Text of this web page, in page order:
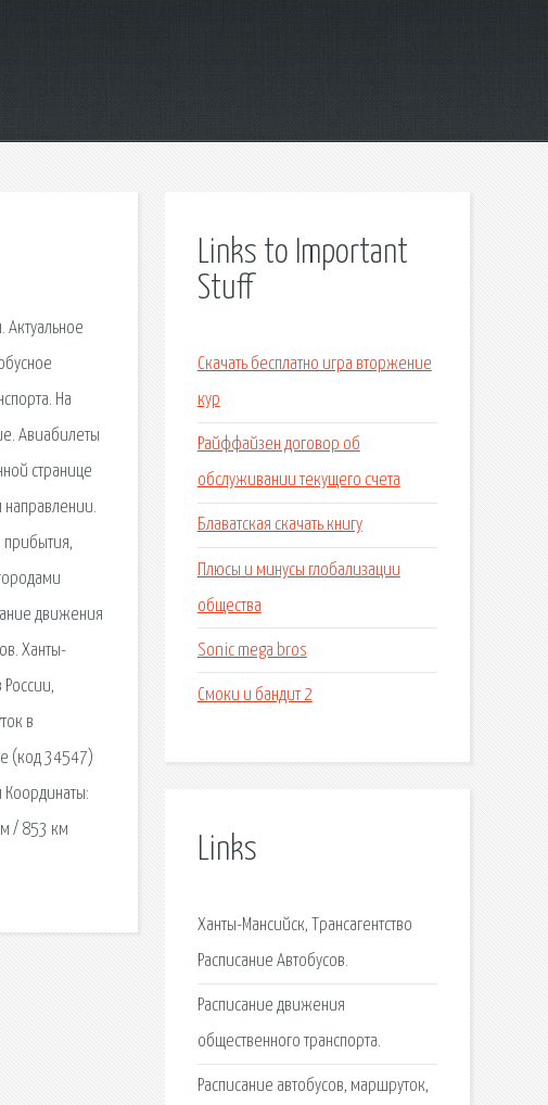
Актуальное
На
Авиабилеты
странице
направлении.
прибытия,
движения
Ханты-
России,
в
(код 34547)
/ 853 км
Links to Important
Stuff
Скачать бесплатно игра вторжение
кур
Райффайзен договор об
обслуживании текущего счета
Блаватская скачать книгу
Плюсы и минусы глобализации
общества
Sonic mega bros
Смоки и бандит 2
Links
Ханты-Мансийск, Трансагентство
Расписание Автобусов.
Расписание движения
общественного транспорта.
Расписание автобусов, маршруток,